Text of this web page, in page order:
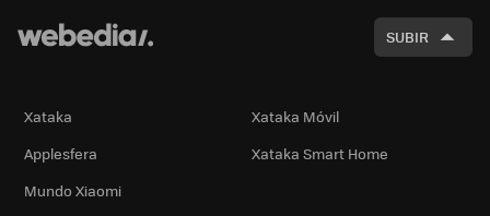
SUBIR
Xataka
Xataka Móvil
Applesfera
Xataka Smart Home
Mundo Xiaomi